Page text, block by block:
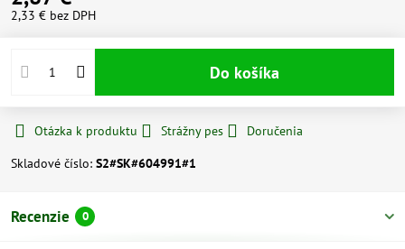
2,33 € bez DPH
Do košíka
Otázka k produktu Strážny pes
Doručenia
Skladové číslo: S2#SK#604991#1
Recenzie 0